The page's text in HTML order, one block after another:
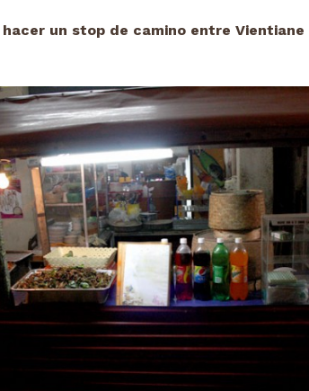
un stop de camino entre Vientiane